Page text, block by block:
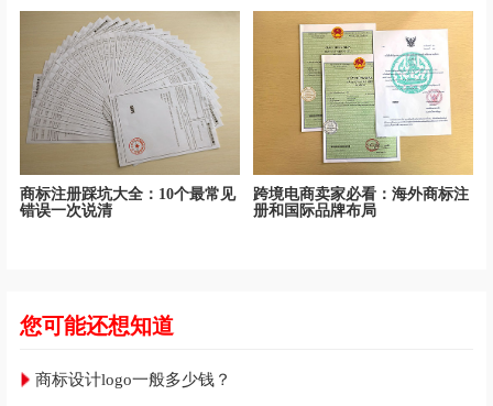
商标注册踩坑大全：10个最常见
错误一次说清
跨境电商卖家必看：海外商标注
册和国际品牌布局
您可能还想知道
商标设计logo一般多少钱？